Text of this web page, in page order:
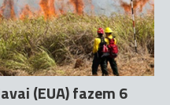
(EUA) fazem 6